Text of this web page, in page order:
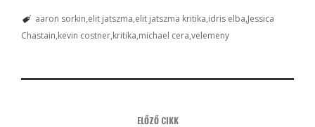
aaron sorkin elit jatszma elit jatszma kritika idris elba Jessica
Chastain kevin costner kritika michael cera velemeny
ELŐZŐ CIKK